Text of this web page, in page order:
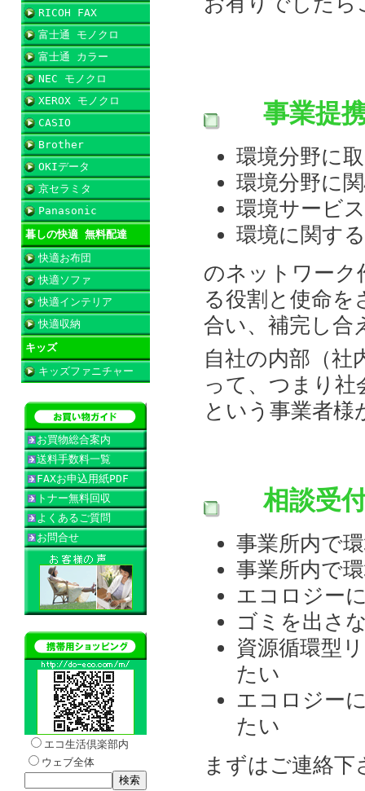
RICOH FAX
富士通 モノクロ
富士通 カラー
NEC モノクロ
XEROX モノクロ
CASIO
Brother
OKIデータ
京セラミタ
Panasonic
暮しの快適 無料配達
快適お布団
快適ソファ
快適インテリア
快適収納
キッズ
キッズファニチャー
お買物総合案内
送料手数料一覧
FAXお申込用紙PDF
トナー無料回収
よくあるご質問
お問合せ
エコ生活倶楽部内
ウェブ全体
事業提
環境分野に
環境分野に
環境サービ
環境に関す
のネットワーク
る役割と使命を
合い、補完し合
自社の内部（社
って、つまり
という事業者様
相談受
事業所内で
事業所内で
エコロジー
ゴミを出さ
資源循環型
たい
エコロジー
たい
まずはご連絡下